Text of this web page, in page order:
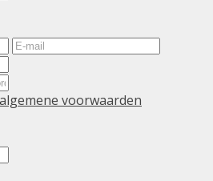
algemene voorwaarden